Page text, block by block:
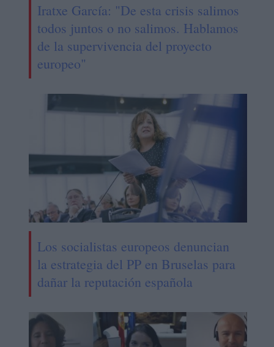
Iratxe García: "De esta crisis salimos
todos juntos o no salimos. Hablamos
de la supervivencia del proyecto
europeo"
Los socialistas europeos denuncian
la estrategia del PP en Bruselas para
dañar la reputación española